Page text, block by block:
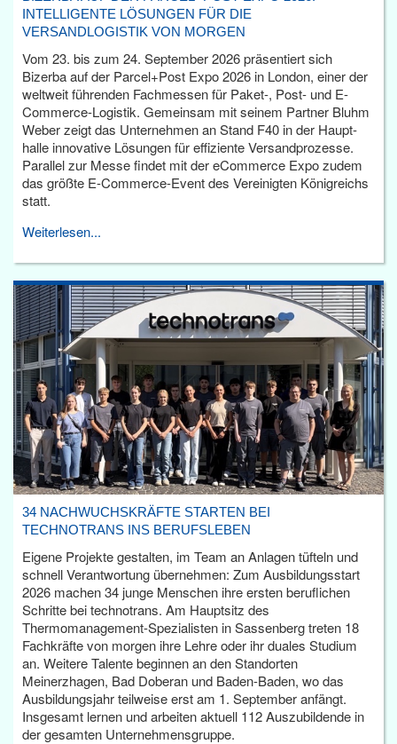
INTELLIGENTE LÖSUNGEN FÜR DIE
VERSANDLOGISTIK VON MORGEN
Vom 23. bis zum 24. September 2026 präsentiert sich
Bizerba auf der Parcel+Post Expo 2026 in London, einer der
weltweit führenden Fachmessen für Paket-, Post- und E-
Commerce-Logistik. Gemeinsam mit seinem Partner Bluhm
Weber zeigt das Unternehmen an Stand F40 in der Haupt­
halle innovative Lösungen für effiziente Versandprozesse.
Parallel zur Messe findet mit der eCommerce Expo zudem
das größte E-Commerce-Event des Vereinigten Königreichs
statt.
Weiterlesen...
34 NACHWUCHSKRÄFTE STARTEN BEI
TECHNOTRANS INS BERUFSLEBEN
Eigene Projekte gestalten, im Team an Anlagen tüfteln und
schnell Verantwortung übernehmen: Zum Ausbildungsstart
2026 machen 34 junge Menschen ihre ersten beruflichen
Schritte bei technotrans. Am Hauptsitz des
Thermomanagement-Spezialisten in Sassenberg treten 18
Fachkräfte von morgen ihre Lehre oder ihr duales Studium
an. Weitere Talente beginnen an den Standorten
Meinerzhagen, Bad Doberan und Baden-Baden, wo das
Ausbildungsjahr teilweise erst am 1. September anfängt.
Insgesamt lernen und arbeiten aktuell 112 Auszubildende in
der gesamten Unternehmensgruppe.